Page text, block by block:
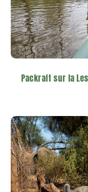
Packraft sur la